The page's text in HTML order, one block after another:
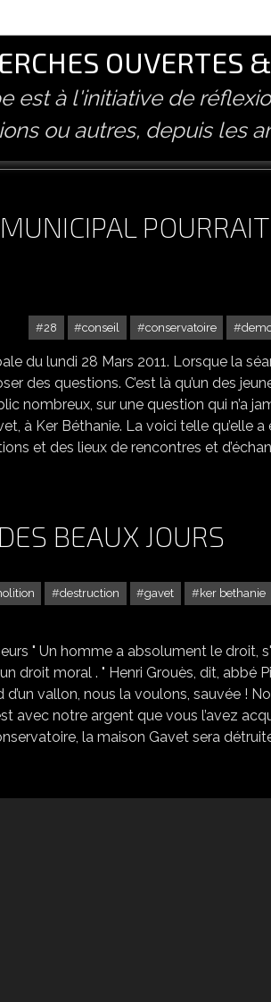
est à l'initiative de
ou autres, depuis les
28 conseil conservatoire
du lundi 28 Mars 2011. Lorsque la
des questions. C’est là qu’un des
nombreux, sur une question qui n’a
à Ker Béthanie. La voici telle qu’elle a
et des lieux de rencontres et
BEAUX JOURS
destruction gavet ker bethanie
" Un homme a absolument le droit,
droit moral . " Henri Grouès, dit, abbé
vallon, nous la voulons, sauvée !
avec notre argent que vous l’avez
la maison Gavet sera